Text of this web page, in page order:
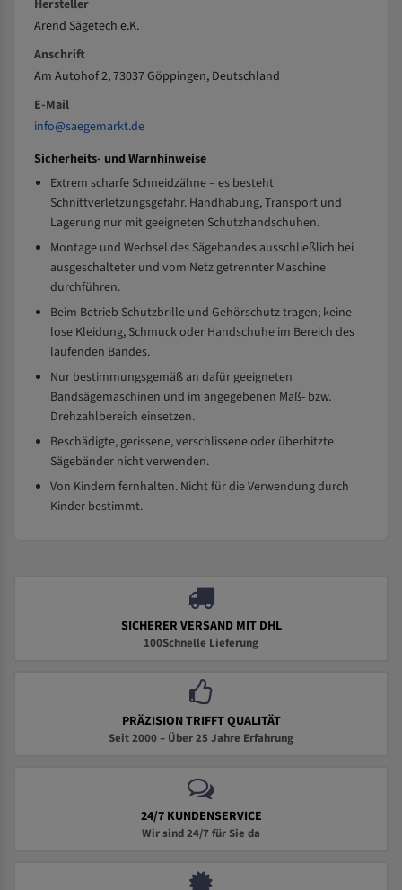
Hersteller
Arend Sägetech e.K.
Anschrift
Am Autohof 2, 73037 Göppingen, Deutschland
E-Mail
info@saegemarkt.de
Sicherheits- und Warnhinweise
Extrem scharfe Schneidzähne – es besteht
Schnittverletzungsgefahr. Handhabung, Transport und
Lagerung nur mit geeigneten Schutzhandschuhen.
Montage und Wechsel des Sägebandes ausschließlich bei
ausgeschalteter und vom Netz getrennter Maschine
durchführen.
Beim Betrieb Schutzbrille und Gehörschutz tragen; keine
lose Kleidung, Schmuck oder Handschuhe im Bereich des
laufenden Bandes.
Nur bestimmungsgemäß an dafür geeigneten
Bandsägemaschinen und im angegebenen Maß- bzw.
Drehzahlbereich einsetzen.
Beschädigte, gerissene, verschlissene oder überhitzte
Sägebänder nicht verwenden.
Von Kindern fernhalten. Nicht für die Verwendung durch
Kinder bestimmt.
SICHERER VERSAND MIT DHL
100Schnelle Lieferung
PRÄZISION TRIFFT QUALITÄT
Seit 2000 – Über 25 Jahre Erfahrung
24/7 KUNDENSERVICE
Wir sind 24/7 für Sie da